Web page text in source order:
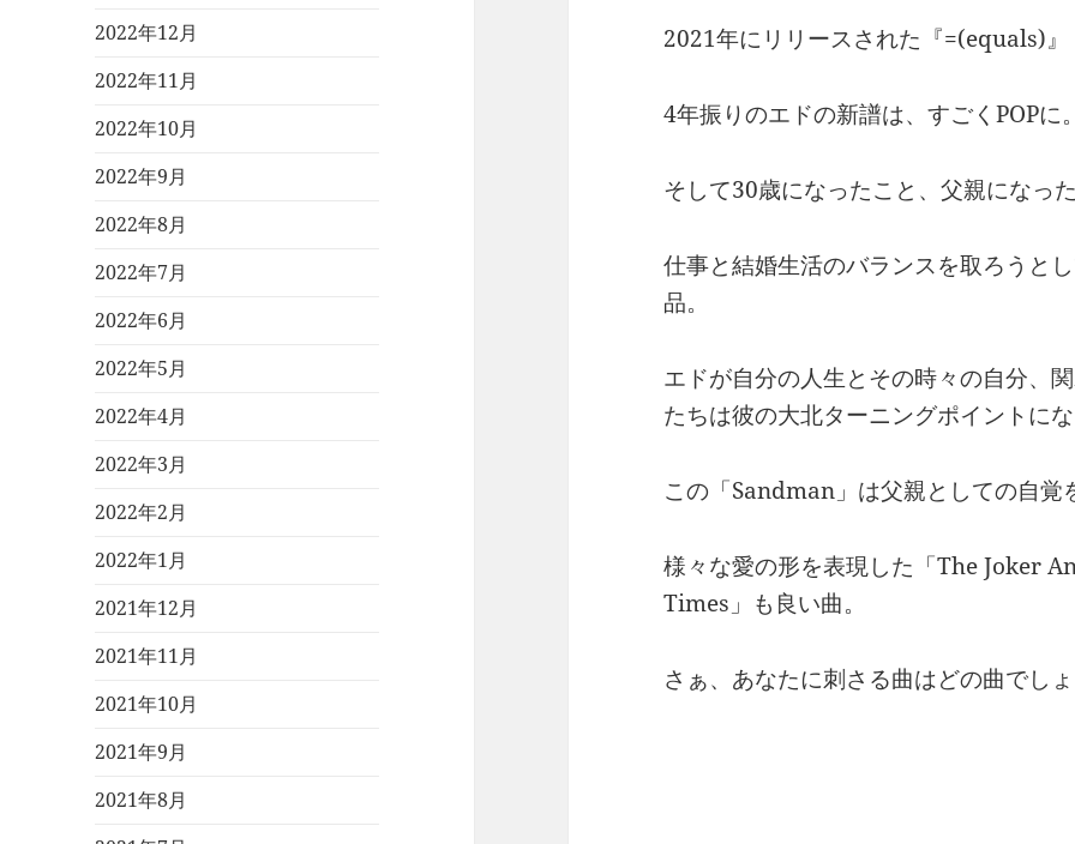
2022年12月
2022年11月
2022年10月
2022年9月
2022年8月
2022年7月
2022年6月
2022年5月
2022年4月
2022年3月
2022年2月
2022年1月
2021年12月
2021年11月
2021年10月
2021年9月
2021年8月
2021年にリリースされた『=(equals)
4年振りのエドの新譜は、すごくPOPに
そして30歳になったこと、父親になっ
仕事と結婚生活のバランスを取ろうと
品。
エドが自分の人生とその時々の自分、
たちは彼の大北ターニングポイントに
この「Sandman」は父親としての自覚
様々な愛の形を表現した「The Joker
Times」も良い曲。
さぁ、あなたに刺さる曲はどの曲でし